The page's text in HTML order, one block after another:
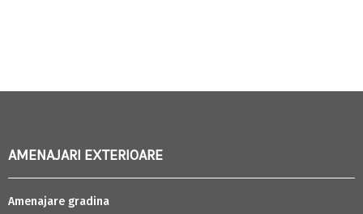
AMENAJARI EXTERIOARE
Amenajare gradina